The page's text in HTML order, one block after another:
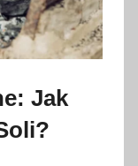
Jak